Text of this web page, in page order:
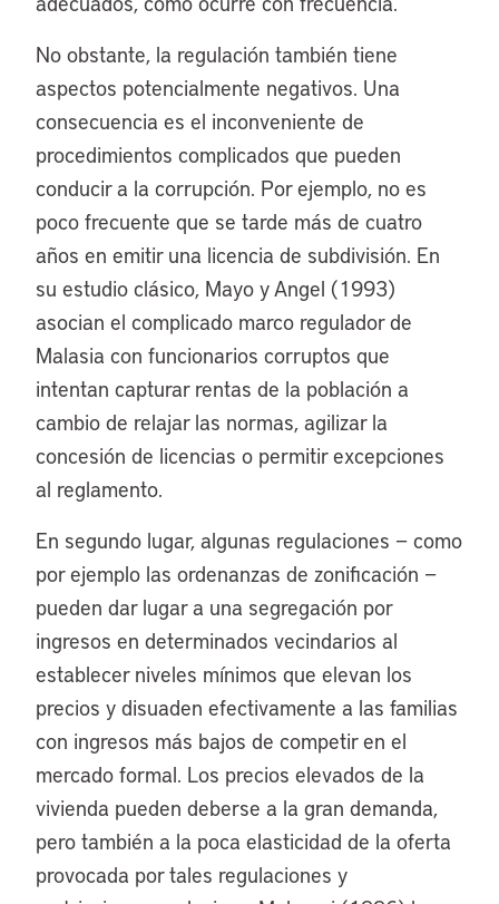
No obstante, la regulación también tiene
aspectos potencialmente negativos. Una
consecuencia es el inconveniente de
procedimientos complicados que pueden
conducir a la corrupción. Por ejemplo, no es
poco frecuente que se tarde más de cuatro
años en emitir una licencia de subdivisión. En
su estudio clásico, Mayo y Angel (1993)
asocian el complicado marco regulador de
Malasia con funcionarios corruptos que
intentan capturar rentas de la población a
cambio de relajar las normas, agilizar la
concesión de licencias o permitir excepciones
al reglamento.
En segundo lugar, algunas regulaciones − como
por ejemplo las ordenanzas de zonificación −
pueden dar lugar a una segregación por
ingresos en determinados vecindarios al
establecer niveles mínimos que elevan los
precios y disuaden efectivamente a las familias
con ingresos más bajos de competir en el
mercado formal. Los precios elevados de la
vivienda pueden deberse a la gran demanda,
pero también a la poca elasticidad de la oferta
provocada por tales regulaciones y